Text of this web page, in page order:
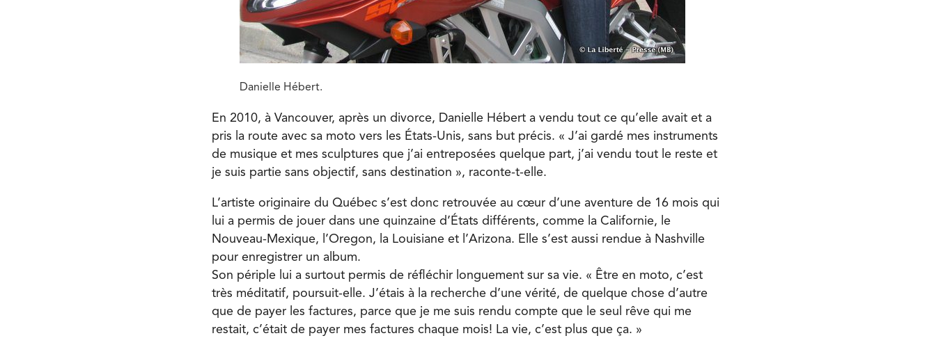
Danielle Hébert.
En 2010, à Vancouver, après un divorce, Danielle Hébert a vendu tout ce qu’elle avait et a
pris la route avec sa moto vers les États-Unis, sans but précis. « J’ai gardé mes instruments
de musique et mes sculptures que j’ai entreposées quelque part, j’ai vendu tout le reste et
je suis partie sans objectif, sans destination », raconte-t-elle.
L’artiste originaire du Québec s’est donc retrouvée au cœur d’une aventure de 16 mois qui
lui a permis de jouer dans une quinzaine d’États différents, comme la Californie, le
Nouveau-Mexique, l’Oregon, la Louisiane et l’Arizona. Elle s’est aussi rendue à Nashville
pour enregistrer un album.
Son périple lui a surtout permis de réfléchir longuement sur sa vie. « Être en moto, c’est
très méditatif, poursuit-elle. J’étais à la recherche d’une vérité, de quelque chose d’autre
que de payer les factures, parce que je me suis rendu compte que le seul rêve qui me
restait, c’était de payer mes factures chaque mois! La vie, c’est plus que ça. »